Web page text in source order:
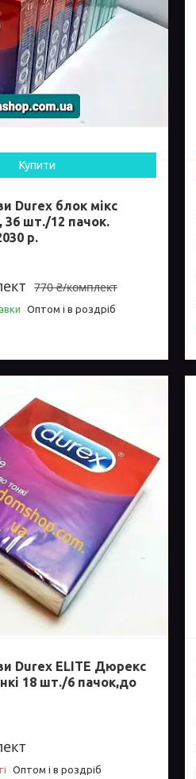
Купити
Durex блок мікс
36 шт./12 пачок.
р.
770 ₴/комплект
Оптом і в роздріб
Durex ELITE Дюрекс
18 шт./6 пачок,до
Оптом і в роздріб